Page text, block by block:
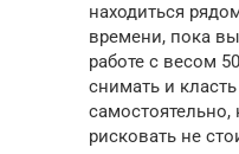
находиться
времени, пока
работе с весом
снимать и
самостоятельно,
рисковать не